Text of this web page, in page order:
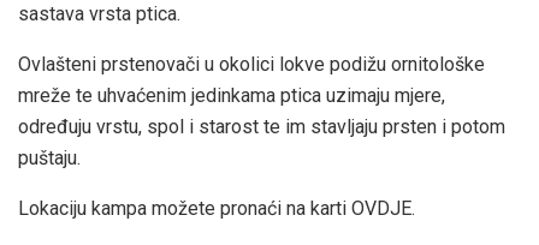
sastava vrsta ptica.
Ovlašteni prstenovači u okolici lokve podižu ornitološke
mreže te uhvaćenim jedinkama ptica uzimaju mjere,
određuju vrstu, spol i starost te im stavljaju prsten i potom
puštaju.
Lokaciju kampa možete pronaći na karti OVDJE.